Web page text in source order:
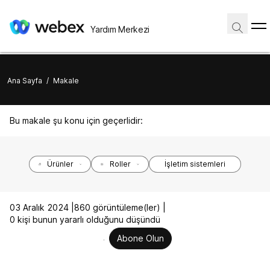
Yardım Merkezi
Ana Sayfa / Makale
Bu makale şu konu için geçerlidir:
Ürünler Roller İşletim sistemleri
03 Aralık 2024 | 860 görüntüleme(ler) |
0 kişi bunun yararlı olduğunu düşündü
Abone Olun